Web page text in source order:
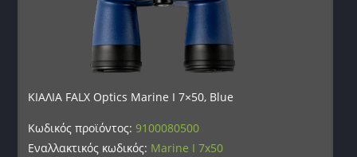
ΚΙΑΛΙΑ FALX Optics Marine I 7×50, Blue
Κωδικός προϊόντος:9100080500
Εναλλακτικός κωδικός: Marine I 7x50